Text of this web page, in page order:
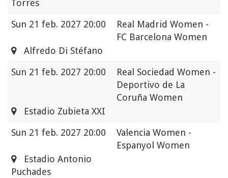
Torres
Sun 21 feb. 2027 20:00
Real Madrid Women -
FC Barcelona Women
Alfredo Di Stéfano
Sun 21 feb. 2027 20:00
Real Sociedad Women -
Deportivo de La
Coruña Women
Estadio Zubieta XXI
Sun 21 feb. 2027 20:00
Valencia Women -
Espanyol Women
Estadio Antonio
Puchades